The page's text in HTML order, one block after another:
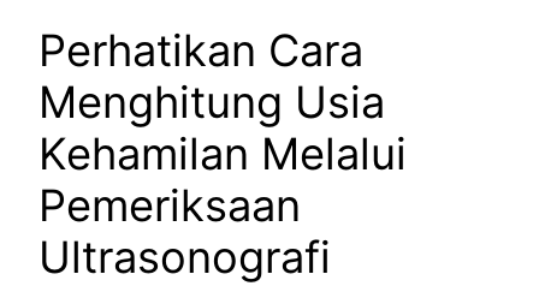
Perhatikan Cara
Menghitung Usia
Kehamilan Melalui
Pemeriksaan
Ultrasonografi